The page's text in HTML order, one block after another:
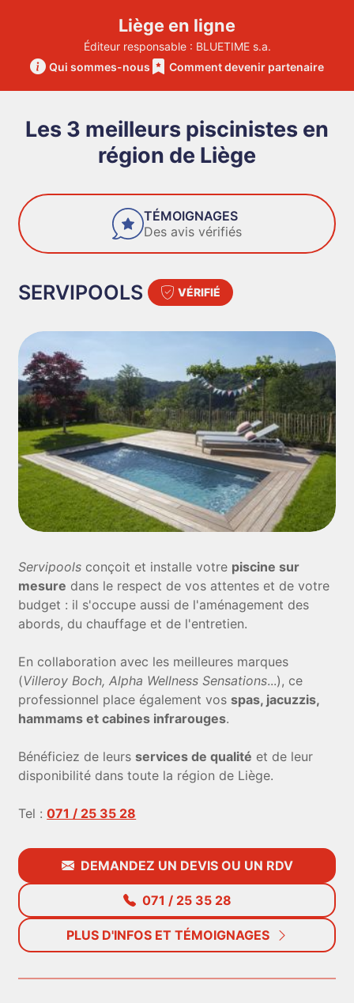
Liège en ligne
Éditeur responsable : BLUETIME s.a.
Qui sommes-nous
Comment devenir partenaire
Les 3 meilleurs piscinistes en
région de Liège
TÉMOIGNAGES
Des avis vérifiés
SERVIPOOLS VÉRIFIÉ
Servipools conçoit et installe votre piscine sur
mesure dans le respect de vos attentes et de votre
budget : il s'occupe aussi de l'aménagement des
abords, du chauffage et de l'entretien.
En collaboration avec les meilleures marques
(Villeroy Boch, Alpha Wellness Sensations...), ce
professionnel place également vosspas, jacuzzis,
hammams et cabines infrarouges.
Bénéficiez de leursservices de qualité et de leur
disponibilité dans toute la région de Liège.
Tel :071 / 25 35 28
DEMANDEZ UN DEVIS OU UN RDV
071 / 25 35 28
PLUS D'INFOS ET TÉMOIGNAGES